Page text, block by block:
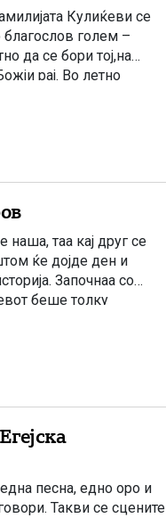
Кулиќеви се
голем –
да се бори тој,на
рај. Во летно
приказни […]
таа кај друг се
ќе дојде ден и
Започнаа со
беше толку
песна, едно оро и
Такви се сцените